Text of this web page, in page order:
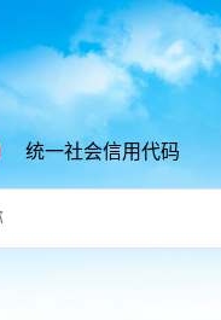
统一社会信用代码